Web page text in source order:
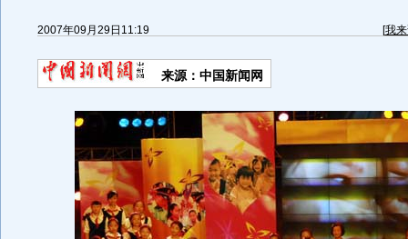
2007年09月29日11:19 [我
来源：中国新闻网